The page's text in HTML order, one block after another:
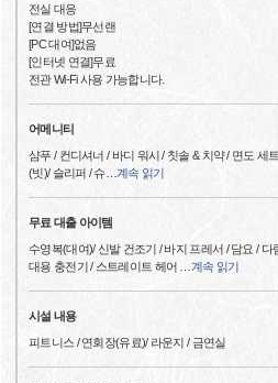
전실 대응
[연결 방법]무선랜
[PC 대여]없음
[인터넷 연결]무료
전관 Wi-Fi 사용 가능합니다.
어메니티
샴푸 / 컨디셔너 / 바디 워시 / 칫솔 & 치약 / 면도 세
(빗)/ 슬리퍼 / 슈… 계속 읽기
무료 대출 아이템
수영복(대여)/ 신발 건조기 / 바지 프레서 / 담요 /
대용 충전기 / 스트레이트 헤어
계속 읽기
시설 내용
피트니스 / 연회장(유료)/ 라운지 / 금연실